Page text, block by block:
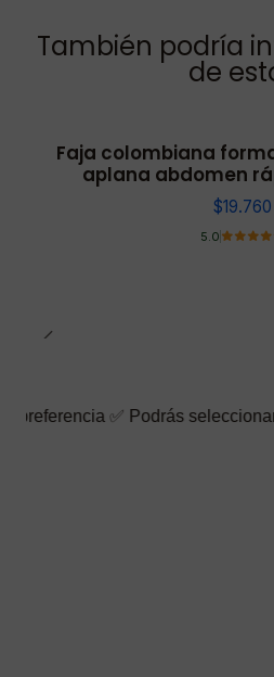
También podría
de
Faja colombiana
aplana abdomen
$19.760
5.0
Podrás seleccionar: Envío